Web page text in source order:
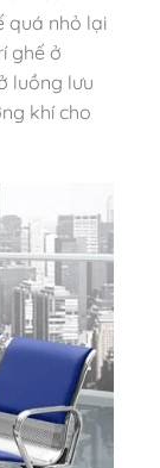
quá nhỏ lại
ghế ở
luồng lưu
khí cho